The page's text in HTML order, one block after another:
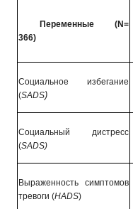
Переменные(N=
366)
Социальное избегание
(SADS)
Социальный дистресс
(SADS)
Выраженность симптомов
тревоги (HADS)